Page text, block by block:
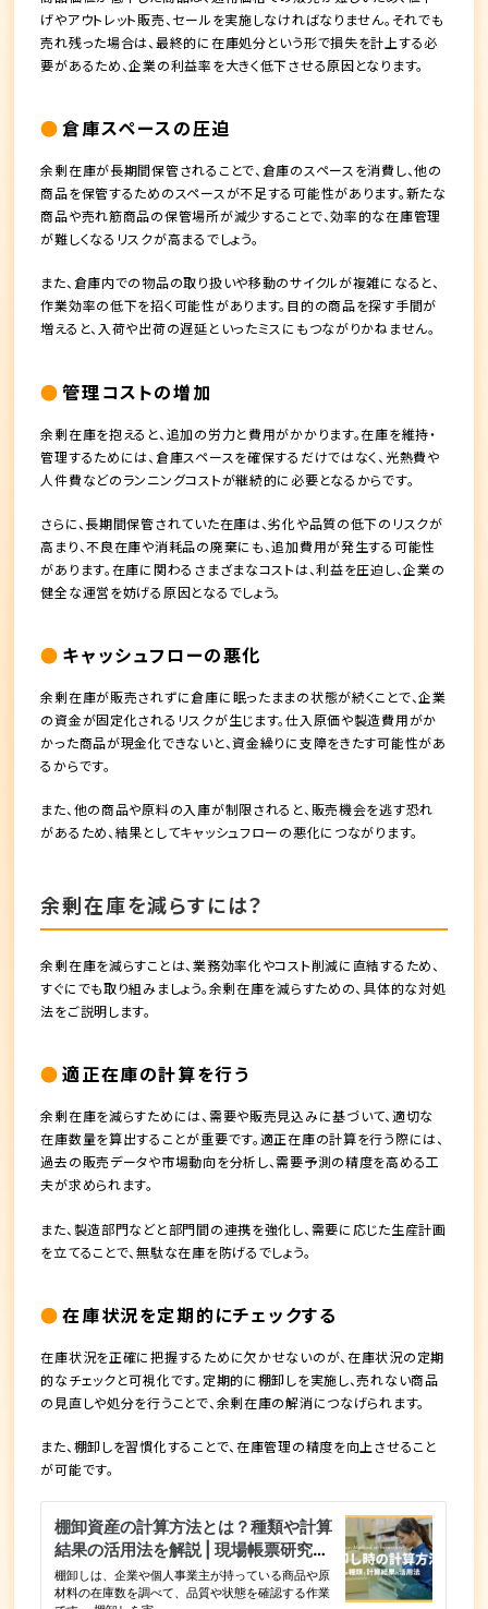
げやアウトレット販売、セールを実施しなければなりません。それでも
売れ残った場合は、最終的に在庫処分という形で損失を計上する必
要があるため、企業の利益率を大きく低下させる原因となります。
倉庫スペースの圧迫
余剰在庫が長期間保管されることで、倉庫のスペースを消費し、他の
商品を保管するためのスペースが不足する可能性があります。新たな
商品や売れ筋商品の保管場所が減少することで、効率的な在庫管理
が難しくなるリスクが高まるでしょう。
また、倉庫内での物品の取り扱いや移動のサイクルが複雑になると、
作業効率の低下を招く可能性があります。目的の商品を探す手間が
増えると、入荷や出荷の遅延といったミスにもつながりかねません。
管理コストの増加
余剰在庫を抱えると、追加の労力と費用がかかります。在庫を維持・
管理するためには、倉庫スペースを確保するだけではなく、光熱費や
人件費などのランニングコストが継続的に必要となるからです。
さらに、長期間保管されていた在庫は、劣化や品質の低下のリスクが
高まり、不良在庫や消耗品の廃棄にも、追加費用が発生する可能性
があります。在庫に関わるさまざまなコストは、利益を圧迫し、企業の
健全な運営を妨げる原因となるでしょう。
キャッシュフローの悪化
余剰在庫が販売されずに倉庫に眠ったままの状態が続くことで、企業
の資金が固定化されるリスクが生じます。仕入原価や製造費用がか
かった商品が現金化できないと、資金繰りに支障をきたす可能性があ
るからです。
また、他の商品や原料の入庫が制限されると、販売機会を逃す恐れ
があるため、結果としてキャッシュフローの悪化につながります。
余剰在庫を減らすには？
余剰在庫を減らすことは、業務効率化やコスト削減に直結するため、
すぐにでも取り組みましょう。余剰在庫を減らすための、具体的な対処
法をご説明します。
適正在庫の計算を行う
余剰在庫を減らすためには、需要や販売見込みに基づいて、適切な
在庫数量を算出することが重要です。適正在庫の計算を行う際には、
過去の販売データや市場動向を分析し、需要予測の精度を高める工
夫が求められます。
また、製造部門などと部門間の連携を強化し、需要に応じた生産計画
を立てることで、無駄な在庫を防げるでしょう。
在庫状況を定期的にチェックする
在庫状況を正確に把握するために欠かせないのが、在庫状況の定期
的なチェックと可視化です。定期的に棚卸しを実施し、売れない商品
の見直しや処分を行うことで、余剰在庫の解消につなげられます。
また、棚卸しを習慣化することで、在庫管理の精度を向上させること
が可能です。